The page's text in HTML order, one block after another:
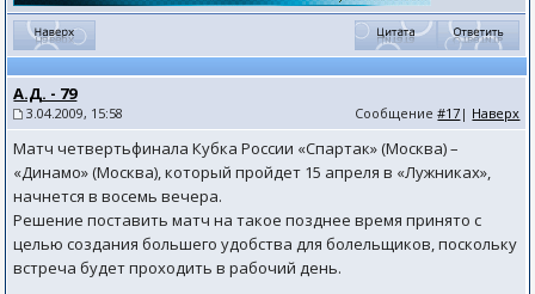
А.Д. - 79
3.04.2009, 15:58 Сообщение#17 | Наверх
Матч четвертьфинала Кубка России «Спартак» (Москва) –
«Динамо» (Москва), который пройдет 15 апреля в «Лужниках»,
начнется в восемь вечера.
Решение поставить матч на такое позднее время принято с
целью создания большего удобства для болельщиков, поскольку
встреча будет проходить в рабочий день.